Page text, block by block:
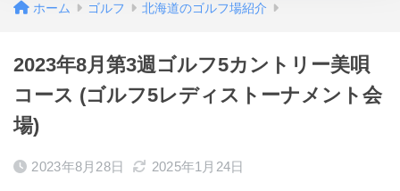
ホーム ゴルフ 北海道のゴルフ場紹介
2023年8月第3週ゴルフ5カントリー美唄
コース (ゴルフ5レディストーナメント会
場)
2023年8月28日 2025年1月24日